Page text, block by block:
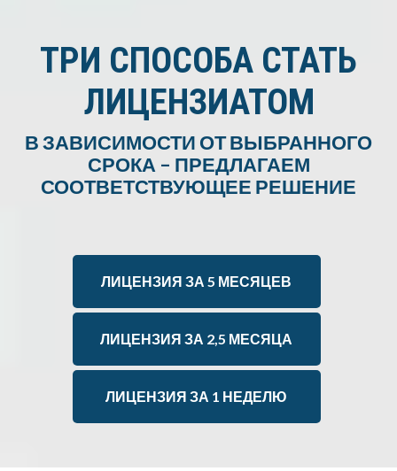
ТРИ СПОСОБА СТАТЬ
ЛИЦЕНЗИАТОМ
В ЗАВИСИМОСТИ ОТ ВЫБРАННОГО
СРОКА – ПРЕДЛАГАЕМ
СООТВЕТСТВУЮЩЕЕ РЕШЕНИЕ
ЛИЦЕНЗИЯ ЗА 5 МЕСЯЦЕВ
ЛИЦЕНЗИЯ ЗА 2,5 МЕСЯЦА
ЛИЦЕНЗИЯ ЗА 1 НЕДЕЛЮ